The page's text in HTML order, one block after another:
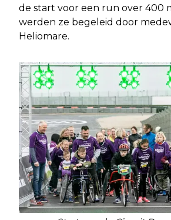
de start voor een run over 400
werden ze begeleid door
Heliomare.